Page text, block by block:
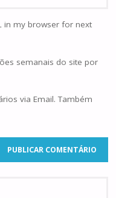
in my browser for next
semanais do site por
via Email. Também